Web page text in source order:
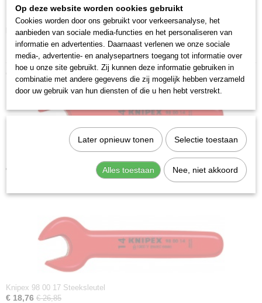
Afmetingen (l,b,h)
16,50 x 4 x 1,50 cm
Sleutelwijdte:18 mm
Downloads:
Datasheet specificaties
Ook interessant
Knipex 98 00 13 Steeksleutel
€ 16,46
Knipex 98 00 17 Steeksleutel
€ 18,76 € 26,85
Op deze website worden cookies gebruikt
Cookies worden door ons gebruikt voor verkeersanalyse, het
aanbieden van sociale media-functies en het personaliseren van
informatie en advertenties. Daarnaast verlenen we onze sociale
media-, advertentie- en analysepartners toegang tot informatie over
hoe u onze site gebruikt. Zij kunnen deze informatie gebruiken in
combinatie met andere gegevens die zij mogelijk hebben verzameld
door uw gebruik van hun diensten of die u hen hebt verstrekt.
Later opnieuw tonen Selectie toestaan
Alles toestaan Nee, niet akkoord